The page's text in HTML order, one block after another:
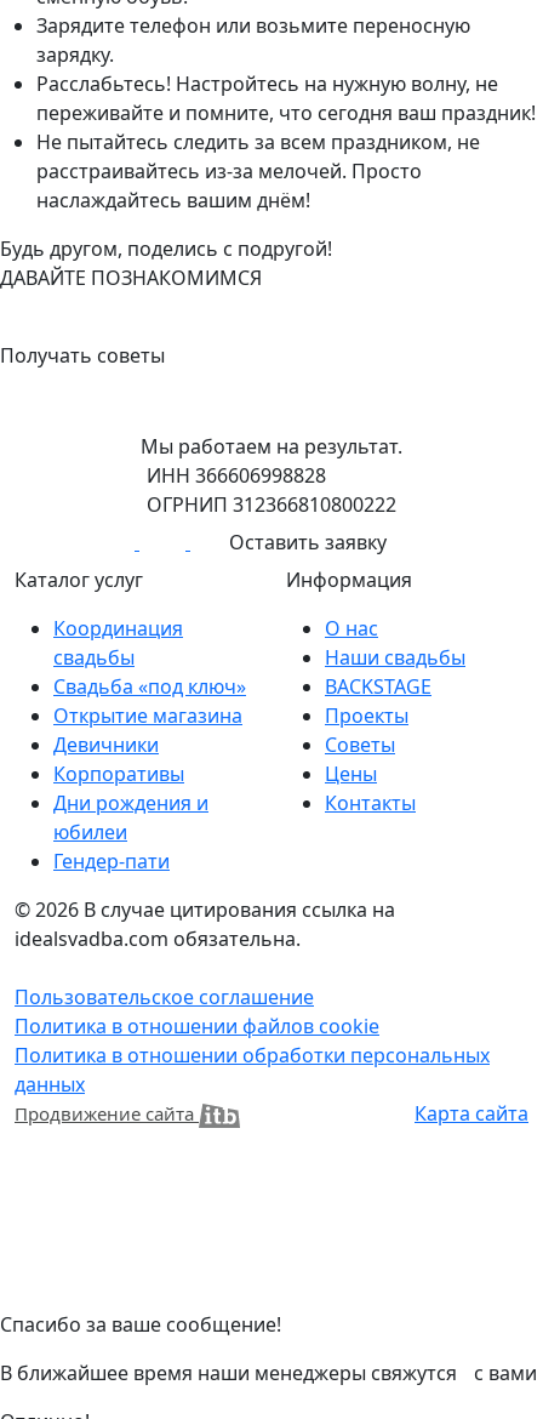
Зарядите телефон или возьмите переносную
зарядку.
Расслабьтесь! Настройтесь на нужную волну, не
переживайте и помните, что сегодня ваш праздник!
Не пытайтесь следить за всем праздником, не
расстраивайтесь из-за мелочей. Просто
наслаждайтесь вашим днём!
Будь другом, поделись с подругой!
ДАВАЙТЕ ПОЗНАКОМИМСЯ
Получать советы
Мы работаем на результат.
ИНН 366606998828
ОГРНИП 312366810800222
Оставить заявку
Каталог услуг
Координация
свадьбы
Свадьба «под ключ»
Открытие магазина
Девичники
Корпоративы
Дни рождения и
юбилеи
Гендер-пати
Информация
О нас
Наши свадьбы
BACKSTAGE
Проекты
Советы
Цены
Контакты
© 2026 В случае цитирования ссылка на
idealsvadba.com обязательна.
Пользовательское соглашение
Политика в отношении файлов cookie
Политика в отношении обработки персональных
данных
Продвижение сайта Карта сайта
Спасибо за ваше сообщение!
В ближайшее время наши менеджеры свяжутся с вами